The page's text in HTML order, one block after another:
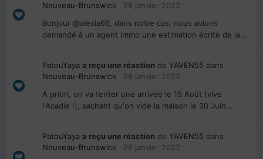
Nouveau-Brunswick
28 janvier 2022
Bonjour @alexia66, dans notre cas, nous avions
demandé à un agent immo une estimation écrite de la...
PatouYaya a reçu une réaction de YAVEN55 dans
Nouveau-Brunswick
28 janvier 2022
A priori, on va tenter une arrivée le 15 Août (vive
l'Acadie !), sachant qu'on vide la maison le 30 Juin...
PatouYaya a reçu une réaction de YAVEN55 dans
Nouveau-Brunswick
28 janvier 2022